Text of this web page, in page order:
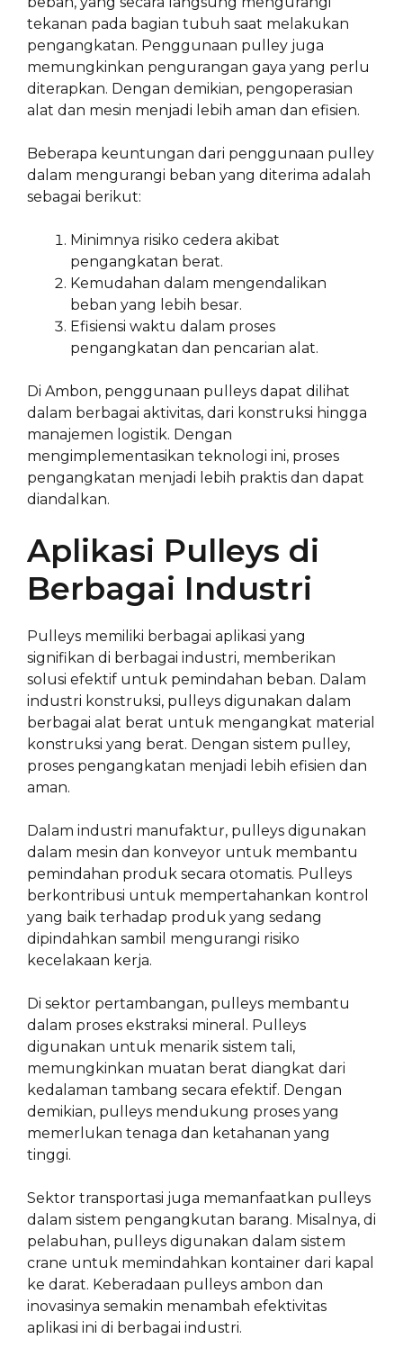
tekanan pada bagian tubuh saat melakukan
pengangkatan. Penggunaan pulley juga
memungkinkan pengurangan gaya yang perlu
diterapkan. Dengan demikian, pengoperasian
alat dan mesin menjadi lebih aman dan efisien.
Beberapa keuntungan dari penggunaan pulley
dalam mengurangi beban yang diterima adalah
sebagai berikut:
Minimnya risiko cedera akibat
pengangkatan berat.
Kemudahan dalam mengendalikan
beban yang lebih besar.
Efisiensi waktu dalam proses
pengangkatan dan pencarian alat.
Di Ambon, penggunaan pulleys dapat dilihat
dalam berbagai aktivitas, dari konstruksi hingga
manajemen logistik. Dengan
mengimplementasikan teknologi ini, proses
pengangkatan menjadi lebih praktis dan dapat
diandalkan.
Aplikasi Pulleys di
Berbagai Industri
Pulleys memiliki berbagai aplikasi yang
signifikan di berbagai industri, memberikan
solusi efektif untuk pemindahan beban. Dalam
industri konstruksi, pulleys digunakan dalam
berbagai alat berat untuk mengangkat material
konstruksi yang berat. Dengan sistem pulley,
proses pengangkatan menjadi lebih efisien dan
aman.
Dalam industri manufaktur, pulleys digunakan
dalam mesin dan konveyor untuk membantu
pemindahan produk secara otomatis. Pulleys
berkontribusi untuk mempertahankan kontrol
yang baik terhadap produk yang sedang
dipindahkan sambil mengurangi risiko
kecelakaan kerja.
Di sektor pertambangan, pulleys membantu
dalam proses ekstraksi mineral. Pulleys
digunakan untuk menarik sistem tali,
memungkinkan muatan berat diangkat dari
kedalaman tambang secara efektif. Dengan
demikian, pulleys mendukung proses yang
memerlukan tenaga dan ketahanan yang
tinggi.
Sektor transportasi juga memanfaatkan pulleys
dalam sistem pengangkutan barang. Misalnya, di
pelabuhan, pulleys digunakan dalam sistem
crane untuk memindahkan kontainer dari kapal
ke darat. Keberadaan pulleys ambon dan
inovasinya semakin menambah efektivitas
aplikasi ini di berbagai industri.